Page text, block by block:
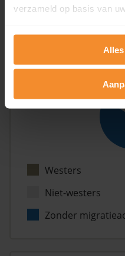
verzameld op basis van
Gezin (met
Westers
Niet-westers
Zonder